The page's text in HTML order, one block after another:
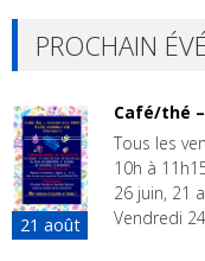
PROCHAIN
21 août
Café/thé
Tous les
10h à
26 juin, 21
Vendredi